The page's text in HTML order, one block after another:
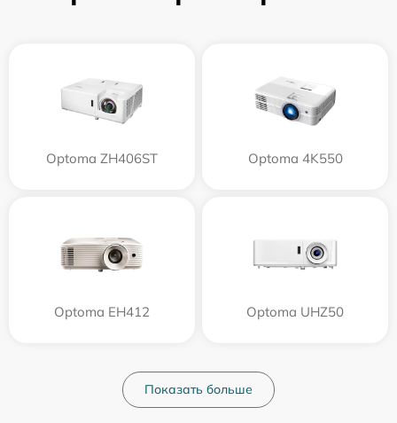
Optoma ZH406ST Optoma 4K550
Optoma EH412 Optoma UHZ50
Показать больше